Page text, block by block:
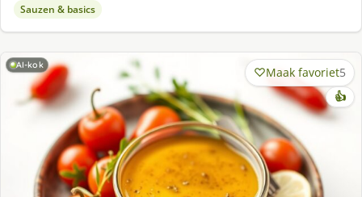
Sauzen & basics
AI-kok Maak favoriet5
👍